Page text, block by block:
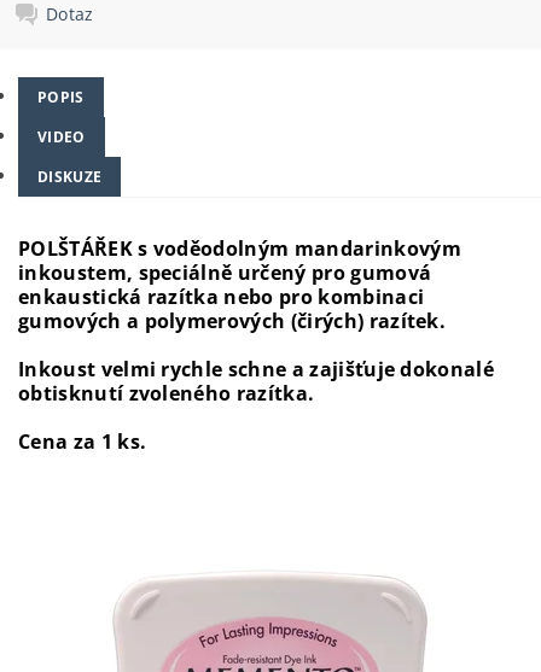
Dotaz
POPIS
VIDEO
DISKUZE
POLŠTÁŘEK s voděodolným mandarinkovým
inkoustem, speciálně určený pro gumová
enkaustická razítka nebo pro kombinaci
gumových a polymerových (čirých) razítek.
Inkoust velmi rychle schne a zajišťuje dokonalé
obtisknutí zvoleného razítka.
Cena za 1 ks.